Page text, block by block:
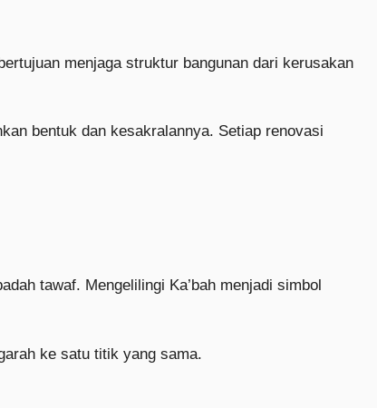
menjaga struktur bangunan dari kerusakan
bentuk dan kesakralannya. Setiap renovasi
tawaf. Mengelilingi Ka’bah menjadi simbol
ke satu titik yang sama.